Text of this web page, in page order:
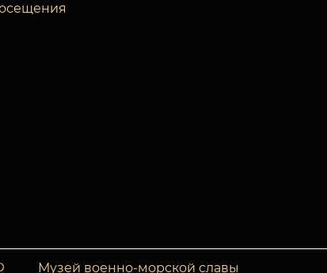
Музей военно-морской славы